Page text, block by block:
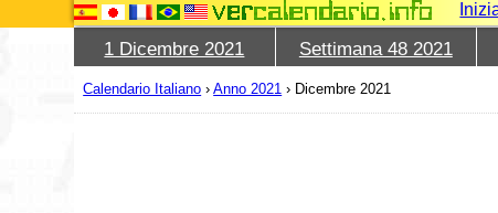
1 Dicembre 2021 Settimana 48 2021
Calendario Italiano ›Anno 2021 › Dicembre 2021